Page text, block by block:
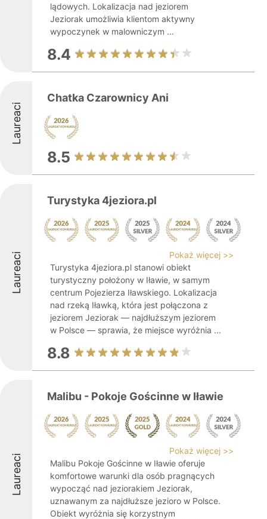
lądowych. Lokalizacja nad jeziorem
Jeziorak umożliwia klientom aktywny
wypoczynek w malowniczym ...
8.4
Laureaci
Chatka Czarownicy Ani
8.5
Laureaci
Turystyka 4jeziora.pl
Pokaż więcej >>
Turystyka 4jeziora.pl stanowi obiekt
turystyczny położony w Iławie, w samym
centrum Pojezierza Iławskiego. Lokalizacja
nad rzeką Iławką, która jest połączona z
jeziorem Jeziorak — najdłuższym jeziorem
w Polsce — sprawia, że miejsce wyróżnia ...
8.8
Laureaci
Malibu - Pokoje Gościnne w Iławie
Pokaż więcej >>
Malibu Pokoje Gościnne w Iławie oferuje
komfortowe warunki dla osób pragnących
wypocząć nad jeziorakiem Jeziorak,
uznawanym za najdłuższe jezioro w Polsce.
Obiekt wyróżnia się korzystnym